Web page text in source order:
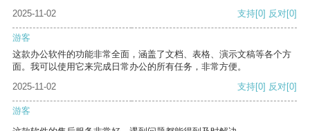
2025-11-02
支持[0] 反对[0]
游客
这款办公软件的功能非常全面，涵盖了文档、表格、演示文稿等各个方
面。我可以使用它来完成日常办公的所有任务，非常方便。
2025-11-02
支持[0] 反对[0]
游客